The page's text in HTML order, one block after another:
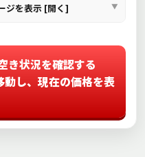
ジを表示 [開く]
き状況を確認する
動し、現在の価格を表